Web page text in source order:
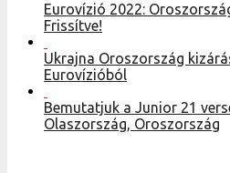
Eurovízió 2022:
Frissítve!
Ukrajna Oroszország
Eurovízióból
Bemutatjuk a Junior 21
Olaszország, Oroszország